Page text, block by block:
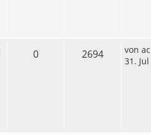
0 2694 von
31.